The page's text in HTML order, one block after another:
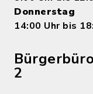
Donnerstag
14:00 Uhr bis
2